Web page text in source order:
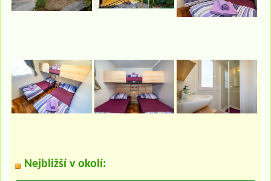
Nejbližší v okolí: